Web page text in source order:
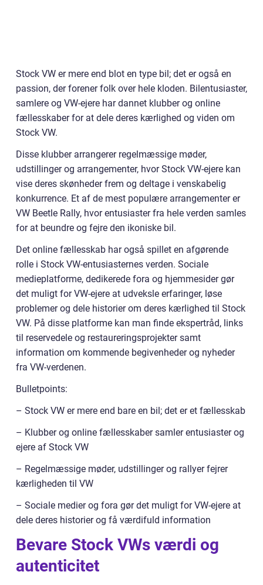
Stock VW er mere end blot en type bil; det er også en
passion, der forener folk over hele kloden. Bilentusiaster,
samlere og VW-ejere har dannet klubber og online
fællesskaber for at dele deres kærlighed og viden om
Stock VW.
Disse klubber arrangerer regelmæssige møder,
udstillinger og arrangementer, hvor Stock VW-ejere kan
vise deres skønheder frem og deltage i venskabelig
konkurrence. Et af de mest populære arrangementer er
VW Beetle Rally, hvor entusiaster fra hele verden samles
for at beundre og fejre den ikoniske bil.
Det online fællesskab har også spillet en afgørende
rolle i Stock VW-entusiasternes verden. Sociale
medieplatforme, dedikerede fora og hjemmesider gør
det muligt for VW-ejere at udveksle erfaringer, løse
problemer og dele historier om deres kærlighed til Stock
VW. På disse platforme kan man finde ekspertråd, links
til reservedele og restaureringsprojekter samt
information om kommende begivenheder og nyheder
fra VW-verdenen.
Bulletpoints:
– Stock VW er mere end bare en bil; det er et fællesskab
– Klubber og online fællesskaber samler entusiaster og
ejere af Stock VW
– Regelmæssige møder, udstillinger og rallyer fejrer
kærligheden til VW
– Sociale medier og fora gør det muligt for VW-ejere at
dele deres historier og få værdifuld information
Bevare Stock VWs værdi og
autenticitet